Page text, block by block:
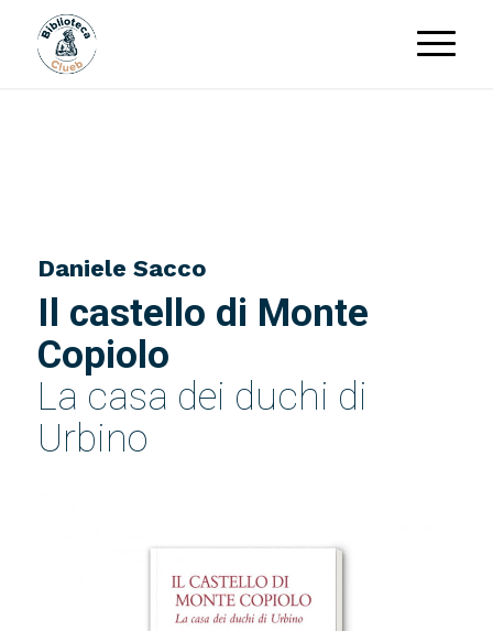
Daniele Sacco
Il castello di Monte
Copiolo
La casa dei duchi di
Urbino